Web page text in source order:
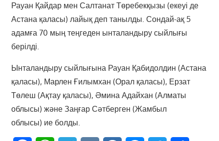
Рауан Қайдар мен Салтанат Төребекқызы (екеуі де
Астана қаласы) лайық деп танылды. Сондай-ақ 5
адамға 70 мың теңгеден ынталандыру сыйлығы
берілді.
Ынталандыру сыйлығына Рауан Қабидолдин (Астана
қаласы), Марлен Ғилымхан (Орал қаласы), Ерзат
Төлеш (Ақтау қаласы), Әмина Адайхан (Алматы
облысы) және Заңғар Сәтберген (Жамбыл
облысы) ие болды.